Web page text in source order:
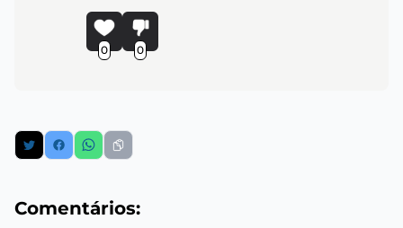
0 0
Comentários: